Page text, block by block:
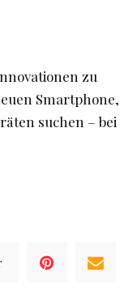
zu
Smartphone,
suchen – bei